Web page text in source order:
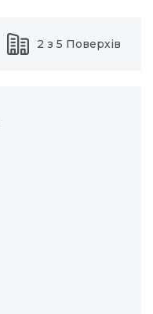
2 з 5 Поверхів